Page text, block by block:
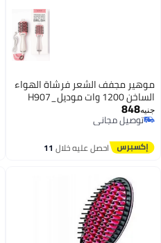
موهير مجفف الشعر فرشاة الهواء
الساخن 1200 وات موديل_H907
جنيه848
توصيل مجاني
توصيل مجاني
احصل عليه خلال 11
اغسطس